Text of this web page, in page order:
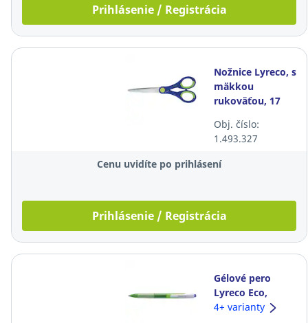
Prihlásenie / Registrácia
Nožnice Lyreco, s
mäkkou
rukoväťou, 17
Obj. číslo:
1.493.327
Cenu uvidíte po prihlásení
Prihlásenie / Registrácia
Gélové pero
Lyreco Eco,
klikacie, 0,7 mm,
4+ varianty